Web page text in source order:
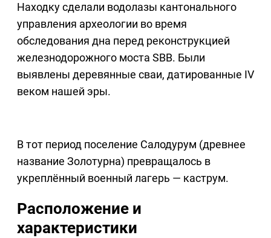
Находку сделали водолазы кантонального
управления археологии во время
обследования дна перед реконструкцией
железнодорожного моста SBB. Были
выявлены деревянные сваи, датированные IV
веком нашей эры.
В тот период поселение Салодурум (древнее
название Золотурна) превращалось в
укреплённый военный лагерь — каструм.
Расположение и
характеристики